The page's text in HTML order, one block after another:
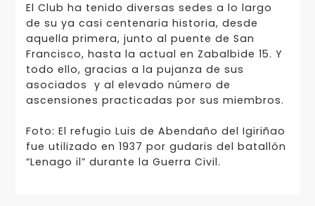
El Club ha tenido diversas sedes a lo largo
de su ya casi centenaria historia, desde
aquella primera, junto al puente de San
Francisco, hasta la actual en Zabalbide 15. Y
todo ello, gracias a la pujanza de sus
asociados y al elevado número de
ascensiones practicadas por sus miembros.
Foto: El refugio Luis de Abendaño del Igiriñao
fue utilizado en 1937 por gudaris del batallón
“Lenago il” durante la Guerra Civil.